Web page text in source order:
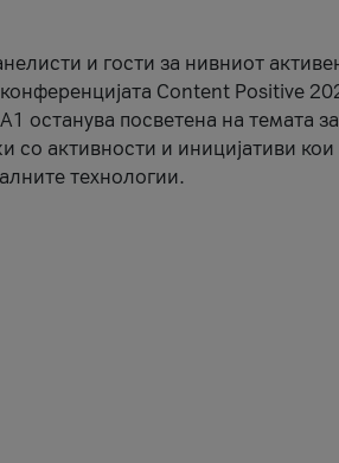
и гости за нивниот
Content Positive
останува посветена на темата
со активности и иницијативи кои
технологии.